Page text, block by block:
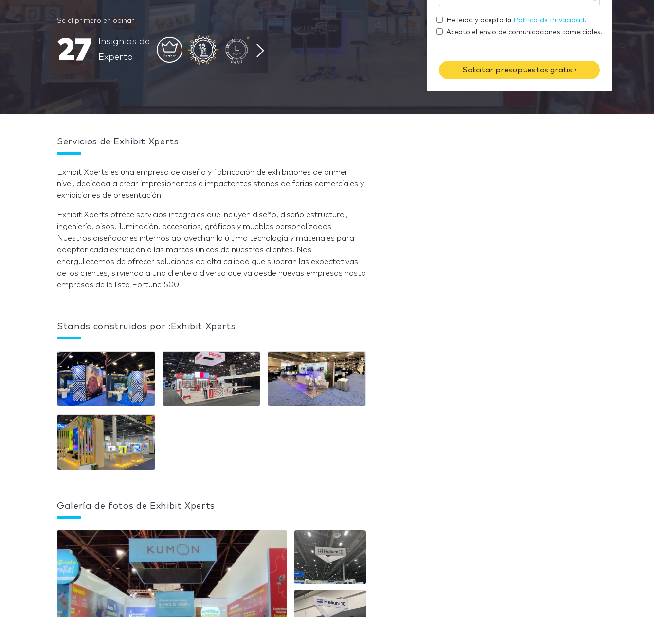
Se el primero en opinar
27
Insignias de
Experto
e
i
l
u
t
e
f
o
He leído y acepto la Política de Privacidad .
Acepto el envio de comunicaciones comerciales.
Solicitar presupuestos gratis ›
Servicios de Exhibit Xperts
Exhibit Xperts es una empresa de diseño y fabricación de exhibiciones de primer
nivel, dedicada a crear impresionantes e impactantes stands de ferias comerciales y
exhibiciones de presentación.
Exhibit Xperts ofrece servicios integrales que incluyen diseño, diseño estructural,
ingeniería, pisos, iluminación, accesorios, gráficos y muebles personalizados.
Nuestros diseñadores internos aprovechan la última tecnología y materiales para
adaptar cada exhibición a las marcas únicas de nuestros clientes. Nos
enorgullecemos de ofrecer soluciones de alta calidad que superan las expectativas
de los clientes, sirviendo a una clientela diversa que va desde nuevas empresas hasta
empresas de la lista Fortune 500.
Stands construidos por :Exhibit Xperts
Galería de fotos de Exhibit Xperts